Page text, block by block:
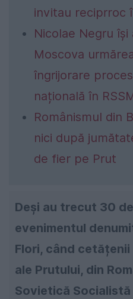
invitau reciprroc
Nicolae Negru
Moscova
îngrijorare
națională în
Românismul din
nici după
de fier pe Prut
Deși au trecut 30
evenimentul
Flori, când cetățenii
ale Prutului, din
Sovietică